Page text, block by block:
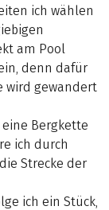
ich wählen
am Pool
denn dafür
wird gewandert
Bergkette
ich durch
Strecke der
ich ein Stück,